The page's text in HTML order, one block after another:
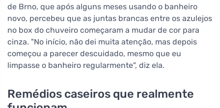
de Brno, que após alguns meses usando o banheiro
novo, percebeu que as juntas brancas entre os azulejos
no box do chuveiro começaram a mudar de cor para
cinza. "No início, não dei muita atenção, mas depois
começou a parecer descuidado, mesmo que eu
limpasse o banheiro regularmente", diz ela.
Remédios caseiros que realmente